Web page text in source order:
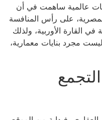
عالمية ساهمت في أن
على رأس المنافسة
القارة الأوربية، ولذلك
مجرد بنايات معمارية،